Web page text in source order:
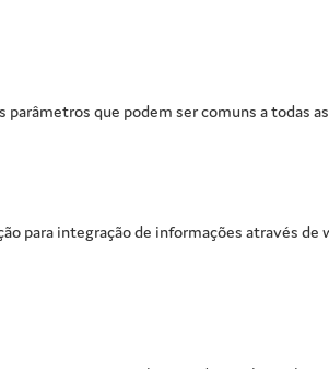
que podem ser comuns a todas
para integração de informações através